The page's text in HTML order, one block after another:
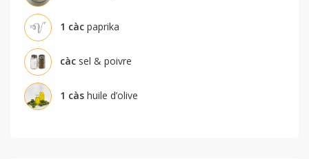
1 càc paprika
càc sel & poivre
1 càs huile d’olive